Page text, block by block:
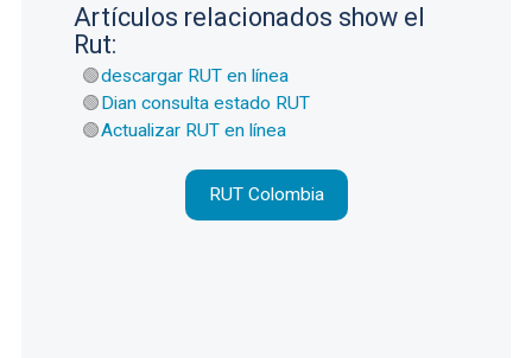
Artículos relacionados show el
Rut:
descargar RUT en línea
Dian consulta estado RUT
Actualizar RUT en línea
RUT Colombia